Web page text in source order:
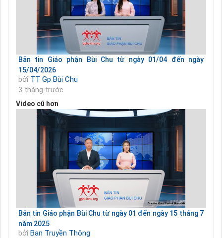
Bản tin Giáo phận Bùi Chu từ ngày 01/04 đến ngày
15/04/2026
bởi TT Gp Bùi Chu
3 tháng trước
Video cũ hơn
Bản tin Giáo phận Bùi Chu từ ngày 01 đến ngày 15 tháng 7
năm 2025
bởi Ban Truyền Thông